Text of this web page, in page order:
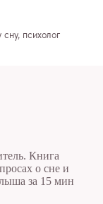
психолог
Книга
о сне и
за 15 мин